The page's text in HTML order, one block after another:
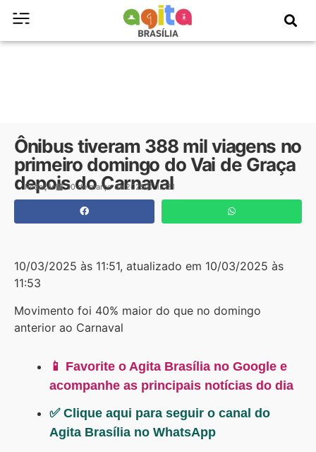
Ônibus tiveram 388 mil viagens no
primeiro domingo do Vai de Graça
depois do Carnaval
Redação 10 de março de 2025 12:21
10/03/2025 às 11:51, atualizado em 10/03/2025 às
11:53
Movimento foi 40% maior do que no domingo
anterior ao Carnaval
📱 Favorite o Agita Brasília no Google e
acompanhe as principais notícias do dia
✅ Clique aqui para seguir o canal do
Agita Brasília no WhatsApp